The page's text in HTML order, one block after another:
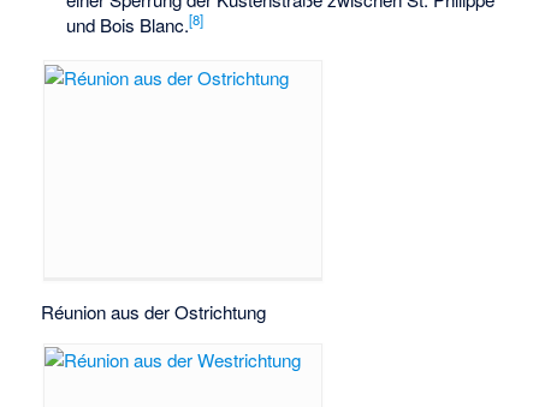
und Bois Blanc.[8]
Réunion aus der Ostrichtung